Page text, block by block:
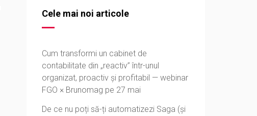
Cele mai noi articole
Cum transformi un cabinet de
contabilitate din „reactiv” într-unul
organizat, proactiv și profitabil — webinar
FGO × Brunomag pe 27 mai
De ce nu poți să-ți automatizezi Saga (și